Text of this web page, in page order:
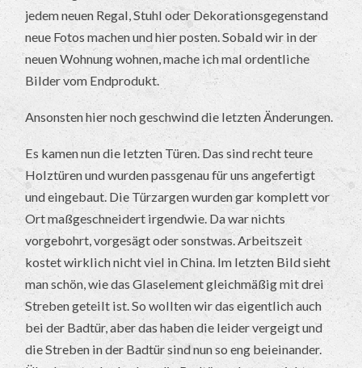
jedem neuen Regal, Stuhl oder Dekorationsgegenstand
neue Fotos machen und hier posten. Sobald wir in der
neuen Wohnung wohnen, mache ich mal ordentliche
Bilder vom Endprodukt.
Ansonsten hier noch geschwind die letzten Änderungen.
Es kamen nun die letzten Türen. Das sind recht teure
Holztüren und wurden passgenau für uns angefertigt
und eingebaut. Die Türzargen wurden gar komplett vor
Ort maßgeschneidert irgendwie. Da war nichts
vorgebohrt, vorgesägt oder sonstwas. Arbeitszeit
kostet wirklich nicht viel in China. Im letzten Bild sieht
man schön, wie das Glaselement gleichmäßig mit drei
Streben geteilt ist. So wollten wir das eigentlich auch
bei der Badtür, aber das haben die leider vergeigt und
die Streben in der Badtür sind nun so eng beieinander.